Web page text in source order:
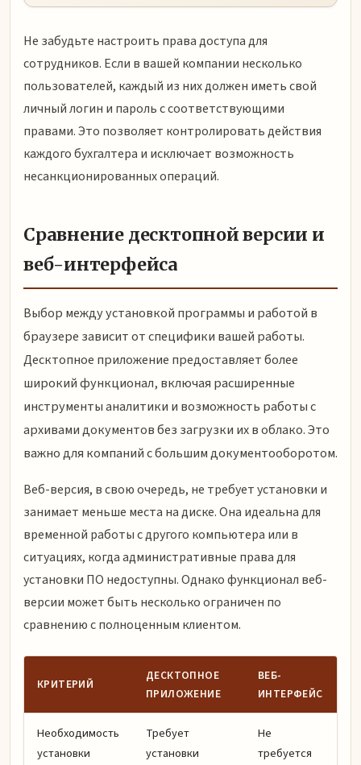
Не забудьте настроить права доступа для
сотрудников. Если в вашей компании несколько
пользователей, каждый из них должен иметь свой
личный логин и пароль с соответствующими
правами. Это позволяет контролировать действия
каждого бухгалтера и исключает возможность
несанкционированных операций.
Сравнение десктопной версии и
веб-интерфейса
Выбор между установкой программы и работой в
браузере зависит от специфики вашей работы.
Десктопное приложение предоставляет более
широкий функционал, включая расширенные
инструменты аналитики и возможность работы с
архивами документов без загрузки их в облако. Это
важно для компаний с большим документооборотом.
Веб-версия, в свою очередь, не требует установки и
занимает меньше места на диске. Она идеальна для
временной работы с другого компьютера или в
ситуациях, когда административные права для
установки ПО недоступны. Однако функционал веб-
версии может быть несколько ограничен по
сравнению с полноценным клиентом.
КРИТЕРИЙ
ДЕСКТОПНОЕ
ПРИЛОЖЕНИЕ
ВЕБ-
ИНТЕРФЕЙС
Необходимость
установки
Требует
установки
Не
требуется